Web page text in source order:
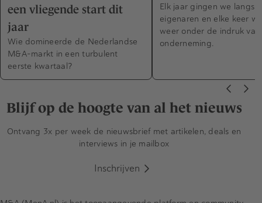
een vliegende start dit
jaar
Wie domineerde de Nederlandse
M&A-markt in een turbulent
eerste kwartaal?
Elk jaar gingen we langs
eigenaren en elke keer
weer onder de indruk
onderneming.
Blijf op de hoogte van al het nieuws
Ontvang 3x per week de nieuwsbrief met artikelen, deals en
interviews in je mailbox
Inschrijven